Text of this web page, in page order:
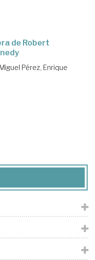
de Robert
Pérez, Enrique